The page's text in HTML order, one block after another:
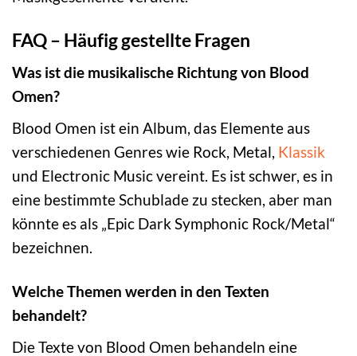
FAQ – Häufig gestellte Fragen
Was ist die musikalische Richtung von Blood
Omen?
Blood Omen ist ein Album, das Elemente aus
verschiedenen Genres wie Rock, Metal, Klassik
und Electronic Music vereint. Es ist schwer, es in
eine bestimmte Schublade zu stecken, aber man
könnte es als „Epic Dark Symphonic Rock/Metal“
bezeichnen.
Welche Themen werden in den Texten
behandelt?
Die Texte von Blood Omen behandeln eine